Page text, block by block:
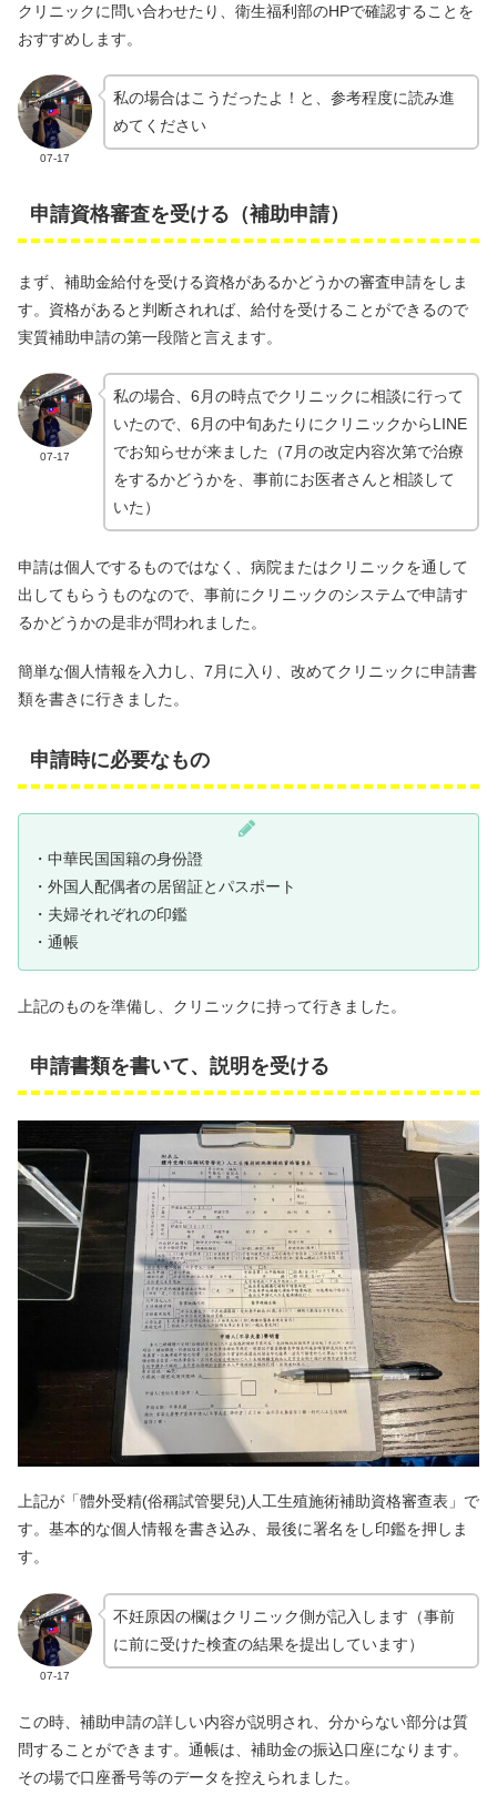
クリニックに問い合わせたり、衛生福利部のHPで確認することを
おすすめします。
07-17
私の場合はこうだったよ！と、参考程度に読み進
めてください
申請資格審査を受ける（補助申請）
まず、補助金給付を受ける資格があるかどうかの審査申請をしま
す。資格があると判断されれば、給付を受けることができるので
実質補助申請の第一段階と言えます。
07-17
私の場合、6月の時点でクリニックに相談に行って
いたので、6月の中旬あたりにクリニックからLINE
でお知らせが来ました（7月の改定内容次第で治療
をするかどうかを、事前にお医者さんと相談して
いた）
申請は個人でするものではなく、病院またはクリニックを通して
出してもらうものなので、事前にクリニックのシステムで申請す
るかどうかの是非が問われました。
簡単な個人情報を入力し、7月に入り、改めてクリニックに申請書
類を書きに行きました。
申請時に必要なもの
・中華民国国籍の身份證
・外国人配偶者の居留証とパスポート
・夫婦それぞれの印鑑
・通帳
上記のものを準備し、クリニックに持って行きました。
申請書類を書いて、説明を受ける
上記が「體外受精(俗稱試管嬰兒)人工生殖施術補助資格審查表」で
す。基本的な個人情報を書き込み、最後に署名をし印鑑を押しま
す。
07-17
不妊原因の欄はクリニック側が記入します（事前
に前に受けた検査の結果を提出しています）
この時、補助申請の詳しい内容が説明され、分からない部分は質
問することができます。通帳は、補助金の振込口座になります。
その場で口座番号等のデータを控えられました。